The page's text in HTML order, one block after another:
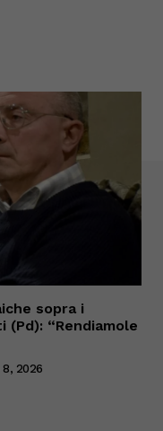
sopra i
“Rendiamole
2026